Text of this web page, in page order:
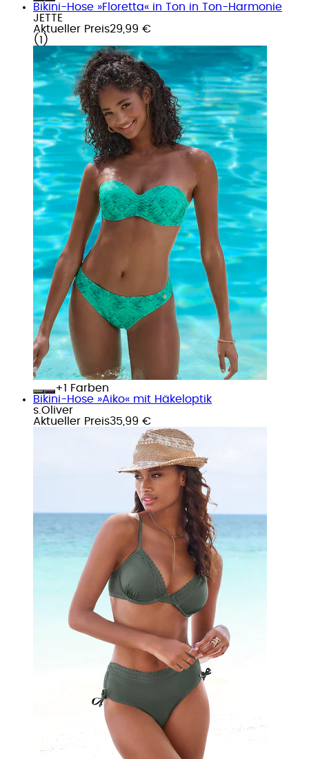
Bikini-Hose »Floretta« in Ton in Ton-Harmonie
JETTE
Aktueller Preis29,99 €
( 1 )
+
Farben
Bikini-Hose »Aiko« mit Häkeloptik
s.Oliver
Aktueller Preis35,99 €